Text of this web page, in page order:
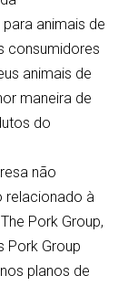
animais de
consumidores
animais de
maneira de
do
não
relacionado à
Pork Group,
Pork Group
planos de